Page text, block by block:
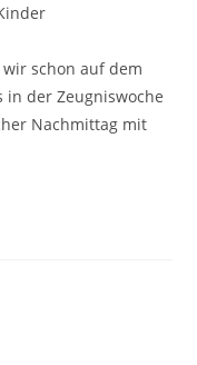
schon auf dem
der Zeugniswoche
Nachmittag mit